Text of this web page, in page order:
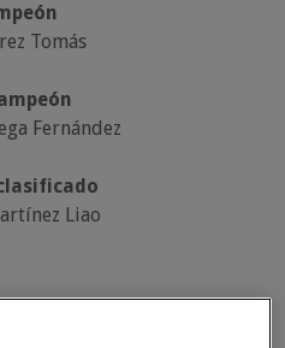
Tomás
Fernández
Liao